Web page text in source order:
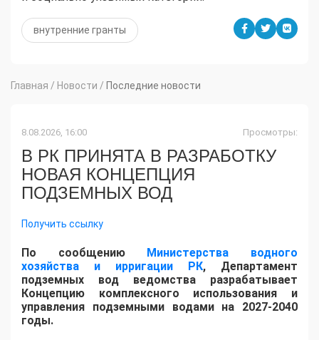
внутренние гранты
Главная / Новости / Последние новости
8.08.2026, 16:00 Просмотры:
В РК ПРИНЯТА В РАЗРАБОТКУ
НОВАЯ КОНЦЕПЦИЯ
ПОДЗЕМНЫХ ВОД
Получить ссылку
По сообщению Министерства водного
хозяйства и ирригации РК, Департамент
подземных вод ведомства разрабатывает
Концепцию комплексного использования и
управления подземными водами на 2027-2040
годы.